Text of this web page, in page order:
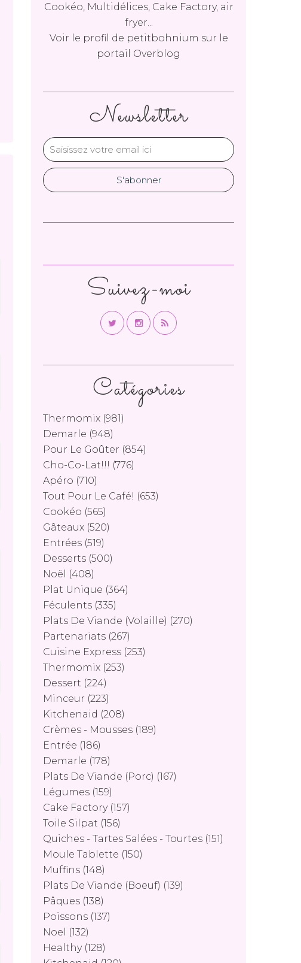
Newsletter
Catégories
Thermomix (981)
Demarle (948)
Pour Le Goûter (854)
Cho-Co-Lat!!! (776)
Apéro (710)
Tout Pour Le Café! (653)
Cookéo (565)
Gâteaux (520)
Entrées (519)
Desserts (500)
Noël
(408)
Plat Unique (364)
Féculents (335)
Plats De Viande (volaille) (270)
Partenariats (267)
Cuisine Express (253)
Thermomix (253)
Dessert (224)
Minceur (223)
Kitchenaid (208)
Crèmes - Mousses (189)
Entrée (186)
Demarle (178)
Plats De Viande (porc) (167)
Légumes (159)
Cake Factory(157)
Toile Silpat (156)
Quiches - Tartes Salées - Tourtes (151)
Moule Tablette (150)
Muffins (148)
Plats De Viande (boeuf) (139)
Pâques (138)
Poissons (137)
Noel
(132)
Healthy(128)
Cookéo, Multidélices, Cake Factory, air
fryer...
Voir le profil de petitbohnium sur le
portail Overblog
Suivez-moi